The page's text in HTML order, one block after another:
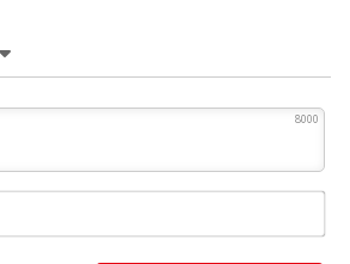
8000